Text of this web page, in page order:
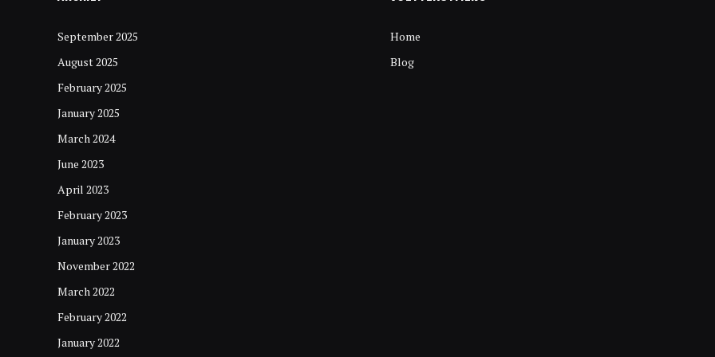
September 2025
August 2025
February 2025
January 2025
March 2024
June 2023
April 2023
February 2023
January 2023
November 2022
March 2022
February 2022
January 2022
Home
Blog